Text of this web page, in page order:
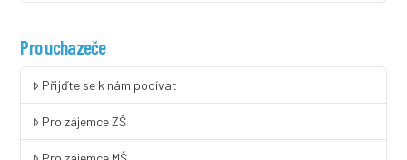
Pro uchazeče
Přijďte se k nám podívat
Pro zájemce ZŠ